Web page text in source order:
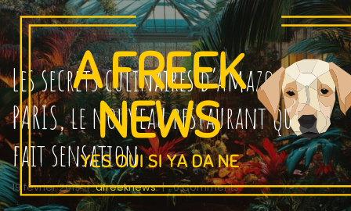
Les secrets culinaires d’Amazonia
PARIS, le nouveau restaurant qui
fait sensation
19 février 2019 | afreeknews | 0 Comments